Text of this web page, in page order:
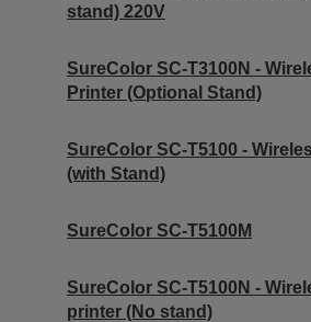
stand) 220V
SureColor SC-T3100N -
Printer (Optional Stand)
SureColor SC-T5100 -
(with Stand)
SureColor SC-T5100M
SureColor SC-T5100N -
printer (No stand)